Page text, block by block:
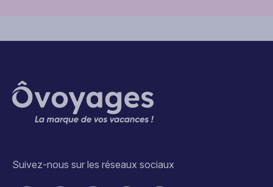
Suivez-nous sur les réseaux sociaux